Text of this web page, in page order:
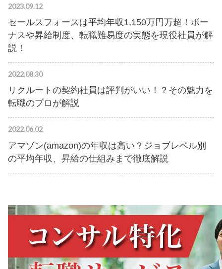
2023.09.12
セールスフォースは平均年収1,150万円万超！ボー
ナスや昇給制度、転職難易度の実態を現役社員が解
説！
2022.08.30
リクルートの契約社員は評判がいい！？その魅力を
転職のプロが解説
2022.06.02
アマゾン(amazon)の年収は高い？ジョブレベル別
の平均年収、昇給の仕組みまで徹底解説